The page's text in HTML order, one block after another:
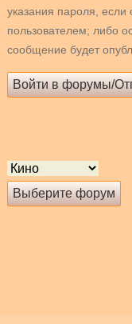
указания пароля, если
пользователем; либо
сообщение будет